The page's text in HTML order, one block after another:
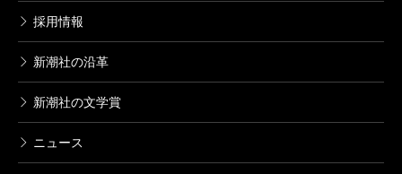
採用情報
新潮社の沿革
新潮社の文学賞
ニュース